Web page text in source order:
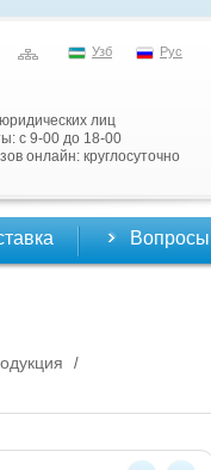
Узб Рус
лиц
с 9-00 до 18-00
онлайн: круглосуточно
Вопросы
/